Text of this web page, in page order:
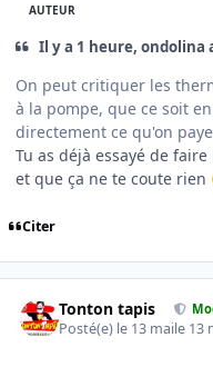
AUTEUR
Il y a 1 heure, ondolina
On peut critiquer les
à la pompe, que ce soit
directement ce qu'on
Tu as déjà essayé de
et que ça ne te coute rien
Citer
Tonton tapis
Posté(e) le 13 maile 13